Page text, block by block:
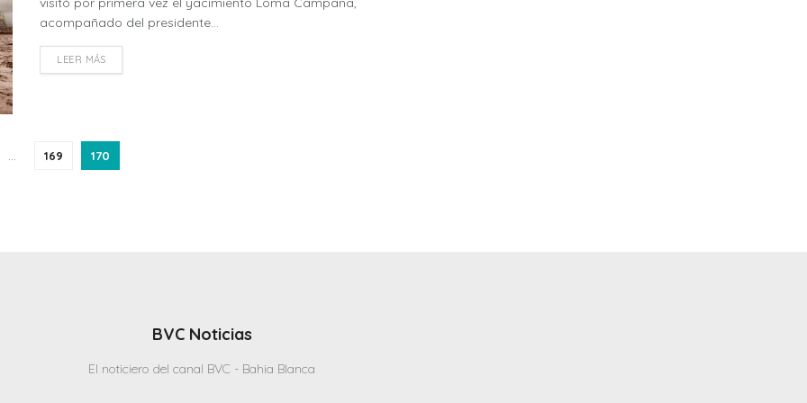
acompañado del presidente...
LEER MÁS
169 170
BVC Noticias
El noticiero del canal BVC - Bahia Blanca